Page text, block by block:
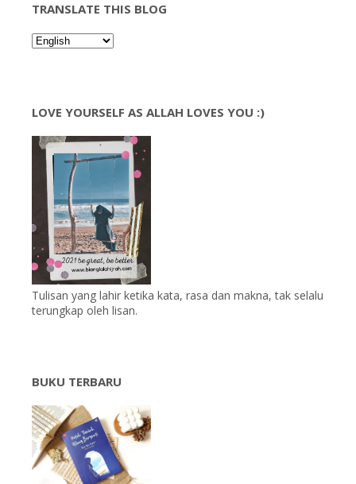
TRANSLATE THIS BLOG
LOVE YOURSELF AS ALLAH LOVES YOU :)
Tulisan yang lahir ketika kata, rasa dan makna, tak selalu
terungkap oleh lisan.
BUKU TERBARU